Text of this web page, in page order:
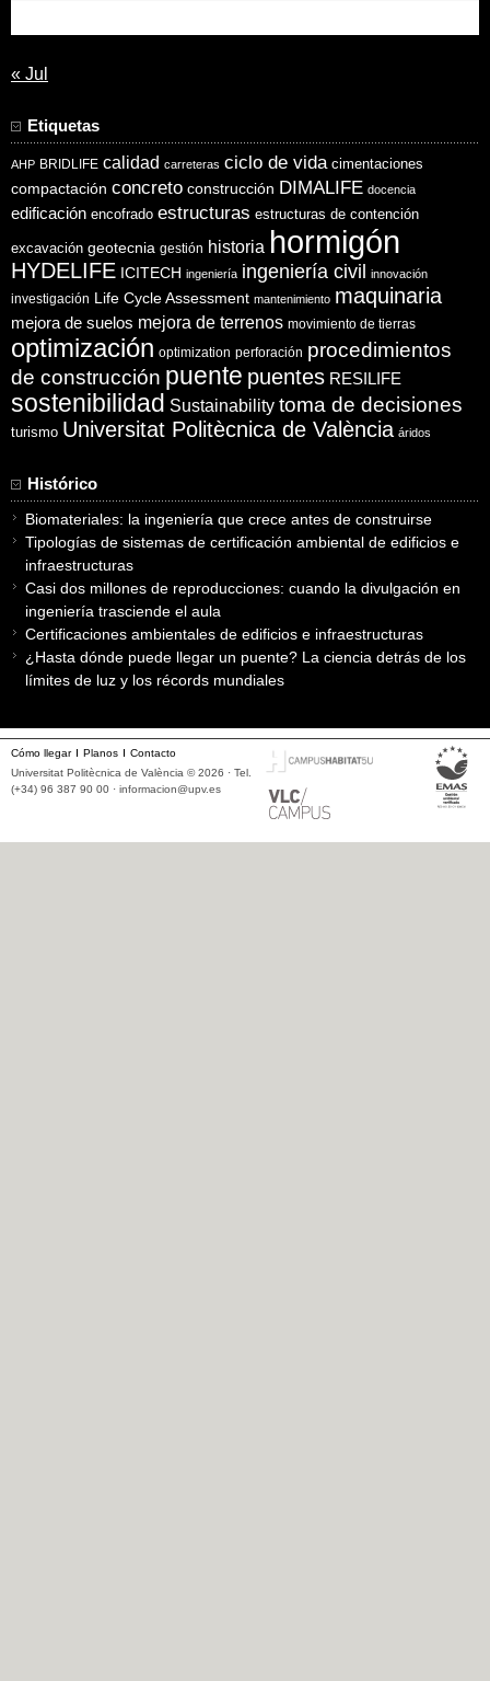
« Jul
Etiquetas
AHP BRIDLIFE calidad carreteras ciclo de vida cimentaciones
compactación concreto construcción DIMALIFE docencia
edificación encofrado estructuras estructuras de contención
excavación geotecnia gestión historia hormigón
HYDELIFE ICITECH ingeniería ingeniería civil innovación
investigación Life Cycle Assessment mantenimiento maquinaria
mejora de suelos mejora de terrenos movimiento de tierras
optimización optimization perforación procedimientos
de construcción puente puentes RESILIFE
sostenibilidad Sustainability toma de decisiones
turismo Universitat Politècnica de València áridos
Histórico
Biomateriales: la ingeniería que crece antes de construirse
Tipologías de sistemas de certificación ambiental de edificios e
infraestructuras
Casi dos millones de reproducciones: cuando la divulgación en
ingeniería trasciende el aula
Certificaciones ambientales de edificios e infraestructuras
¿Hasta dónde puede llegar un puente? La ciencia detrás de los
límites de luz y los récords mundiales
Cómo llegar Planos
Contacto
Universitat Politècnica de València © 2026 · Tel.
(+34) 96 387 90 00 · informacion@upv.es